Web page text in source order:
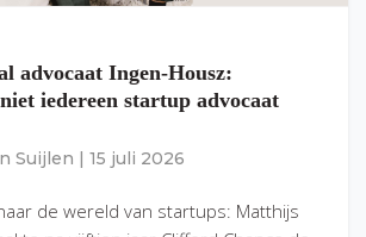
advocaat Ingen-Housz:
iedereen startup advocaat
Suijlen 15 juli 2026
de wereld van startups: Matthijs